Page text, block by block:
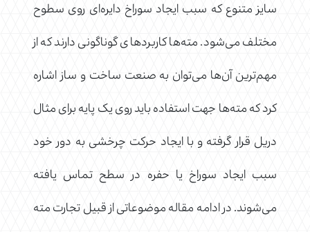
سایز متنوع که سبب ایجاد سوراخ دایره‌ای روی سطوح
مختلف می‌شود. مته‌ها کاربردهای گوناگونی دارند که از
مهم‌ترین آن‌ها می‌توان به صنعت ساخت و ساز اشاره
کرد که مته‌ها جهت استفاده باید روی یک پایه برای مثال
دریل قرار گرفته و با ایجاد حرکت چرخشی به دور خود
سبب ایجاد سوراخ یا حفره در سطح تماس یافته
می‌شوند. در ادامه مقاله موضوعاتی از قبیل تجارت مته